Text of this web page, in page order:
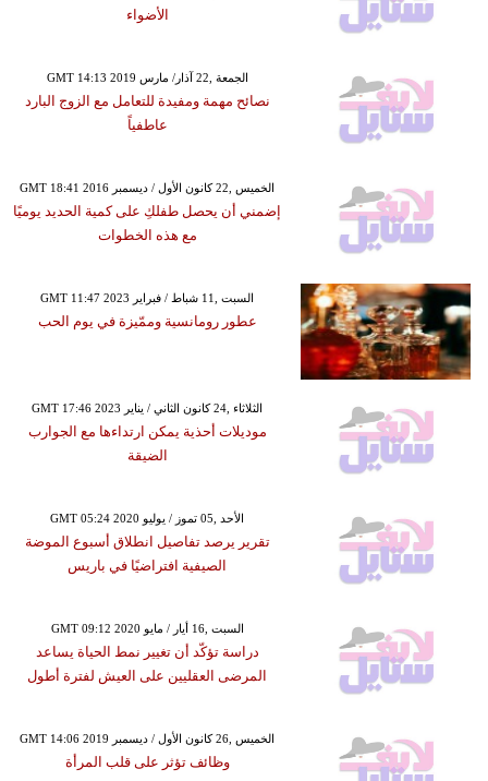
الأضواء
GMT 14:13 2019 الجمعة ,22 آذار/ مارس
نصائح مهمة ومفيدة للتعامل مع الزوج البارد
عاطفياً
GMT 18:41 2016 الخميس ,22 كانون الأول / ديسمبر
إضمني أن يحصل طفلكِ على كمية الحديد يوميًا
مع هذه الخطوات
GMT 11:47 2023 السبت ,11 شباط / فبراير
عطور رومانسية وممّيزة في يوم الحب
GMT 17:46 2023 الثلاثاء ,24 كانون الثاني / يناير
موديلات أحذية يمكن ارتداءها مع الجوارب
الضيقة
GMT 05:24 2020 الأحد ,05 تموز / يوليو
تقرير يرصد تفاصيل انطلاق أسبوع الموضة
الصيفية افتراضيًا في باريس
GMT 09:12 2020 السبت ,16 أيار / مايو
دراسة تؤكّد أن تغيير نمط الحياة يساعد
المرضى العقليين على العيش لفترة أطول
GMT 14:06 2019 الخميس ,26 كانون الأول / ديسمبر
وظائف تؤثر على قلب المرأة